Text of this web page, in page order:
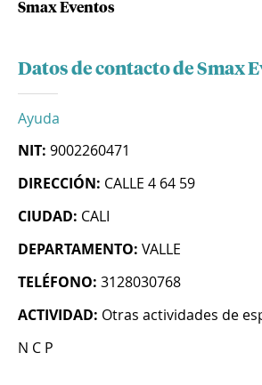
Smax Eventos
Datos de contacto de Smax
Ayuda
NIT: 9002260471
DIRECCIÓN: CALLE 4 64 59
CIUDAD: CALI
DEPARTAMENTO: VALLE
TELÉFONO: 3128030768
ACTIVIDAD: Otras actividades de
N C P